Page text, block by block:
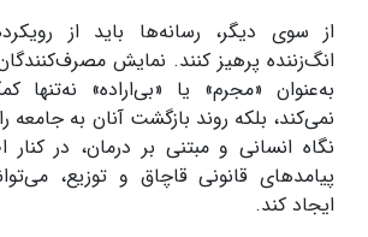
از سوی دیگر، رسانه‌ها باید از
انگ‌زننده پرهیز کنند. نمایش
به‌عنوان «مجرم» یا «بی‌اراده» نه‌تنها
نمی‌کند، بلکه روند بازگشت آنان به جامعه
نگاه انسانی و مبتنی بر درمان، در کنار
پیامدهای قانونی قاچاق و توزیع،
ایجاد کند.